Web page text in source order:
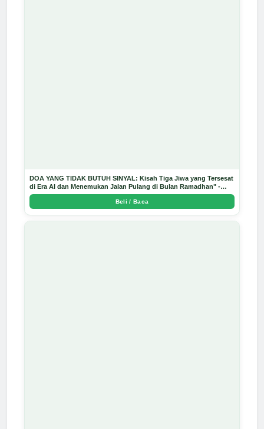
DOA YANG TIDAK BUTUH SINYAL: Kisah Tiga Jiwa yang Tersesat
di Era AI dan Menemukan Jalan Pulang di Bulan Ramadhan" -
Arda Dinata
Beli / Baca